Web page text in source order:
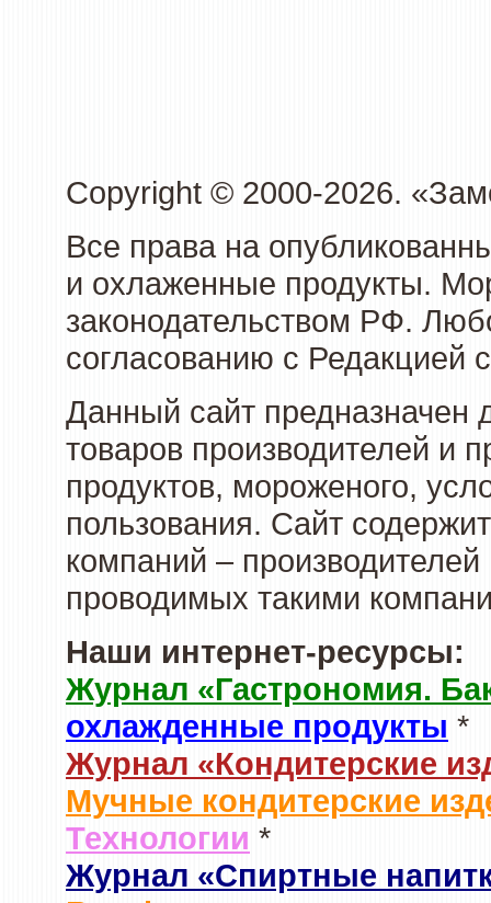
Copyright © 2000-2026.
Все права на
и охлаженные продукты.
законодательством РФ.
согласованию с Редакцией
Данный сайт предназначен
товаров производителей и
продуктов, мороженого,
пользования. Сайт
компаний –
проводимых такими
Наши интернет-ресурсы:
Журнал «Гастрономия.
охлажденные продукты *
Журнал «Кондитерские
Мучные кондитерские
Технологии *
Журнал «Спиртные